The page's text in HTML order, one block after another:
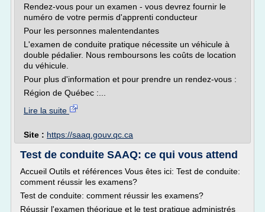
Rendez-vous pour un examen - vous devrez fournir le
numéro de votre permis d'apprenti conducteur
Pour les personnes malentendantes
L'examen de conduite pratique nécessite un véhicule à
double pédalier. Nous remboursons les coûts de location
du véhicule.
Pour plus d'information et pour prendre un rendez-vous :
Région de Québec :...
Lire la suite
Site : https://saaq.gouv.qc.ca
Test de conduite SAAQ: ce qui vous attend
Accueil Outils et références Vous êtes ici: Test de conduite:
comment réussir les examens?
Test de conduite: comment réussir les examens?
Réussir l'examen théorique et le test pratique administrés